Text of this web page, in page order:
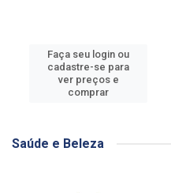
Faça seu login ou
cadastre-se para
ver preços e
comprar
Saúde e Beleza